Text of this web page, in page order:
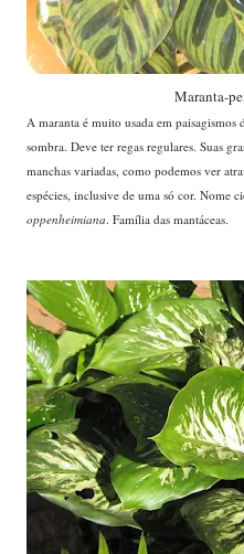
Maranta-
A maranta é muito usada em
sombra. Deve ter regas regulares. Suas
manchas variadas, como podemos ver
espécies, inclusive de uma só cor. Nome
oppenheimiana. Família das mantáceas.